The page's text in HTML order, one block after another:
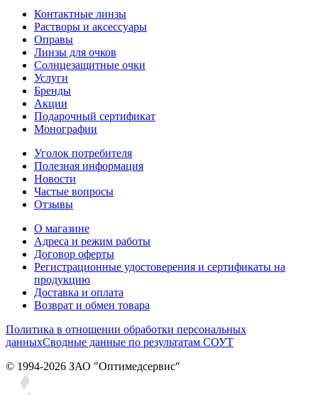
Контактные линзы
Растворы и аксессуары
Оправы
Линзы для очков
Солнцезащитные очки
Услуги
Бренды
Акции
Подарочный сертификат
Монографии
Уголок потребителя
Полезная информация
Новости
Частые вопросы
Отзывы
О магазине
Адреса и режим работы
Договор оферты
Регистрационные удостоверения и сертификаты на
продукцию
Доставка и оплата
Возврат и обмен товара
Политика в отношении обработки персональных
данныхСводные данные по результатам СОУТ
© 1994-2026 ЗАО ″Оптимедсервис″